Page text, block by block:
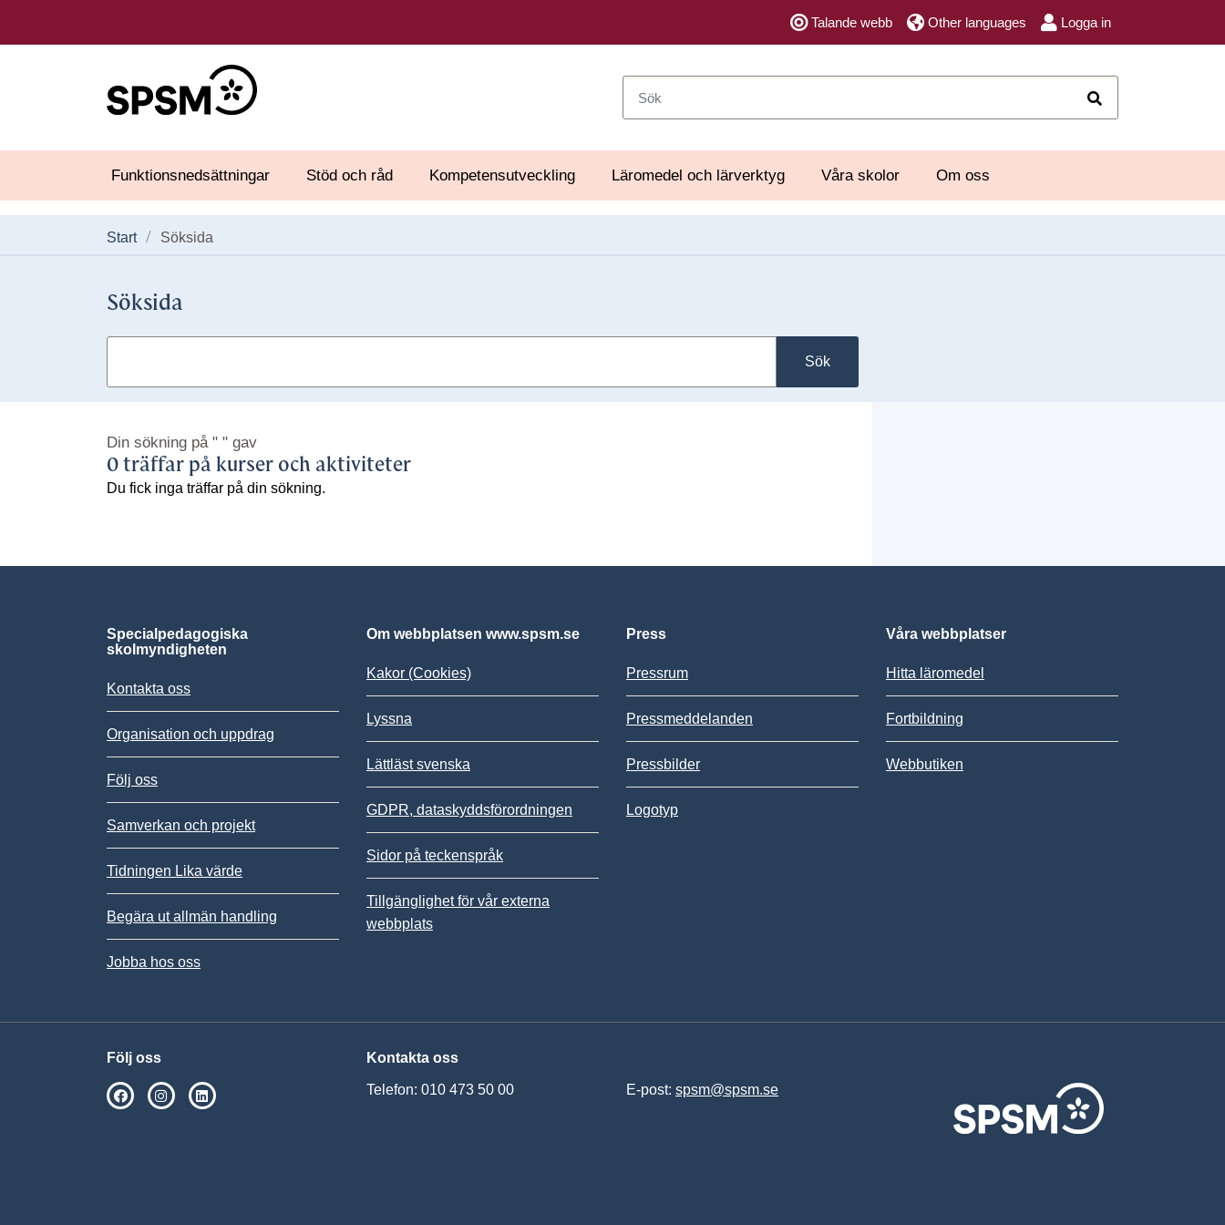
Talande webb Other languages Logga in
Funktionsnedsättningar Stöd och råd Kompetensutveckling Läromedel och lärverktyg Våra skolor Om oss
Start Söksida
Söksida
Sök
Din sökning på " " gav
0 träffar på kurser och aktiviteter
Du fick inga träffar på din sökning.
Specialpedagogiska
skolmyndigheten
Kontakta oss
Organisation och uppdrag
Följ oss
Samverkan och projekt
Tidningen Lika värde
Begära ut allmän handling
Jobba hos oss
Om webbplatsen www.spsm.se
Kakor (Cookies)
Lyssna
Lättläst svenska
GDPR, dataskyddsförordningen
Sidor på teckenspråk
Tillgänglighet för vår externa
webbplats
Press
Pressrum
Pressmeddelanden
Pressbilder
Logotyp
Våra webbplatser
Hitta läromedel
Fortbildning
Webbutiken
Följ oss
SPSM på Facebook
SPSM på Instagram
Kontakta oss
Telefon: 010 473 50 00 E-post: spsm@spsm.se